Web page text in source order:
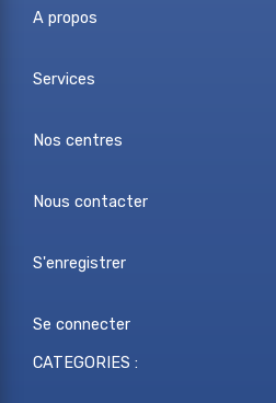
A propos
Services
Nos centres
Nous contacter
S'enregistrer
Se connecter
CATEGORIES :